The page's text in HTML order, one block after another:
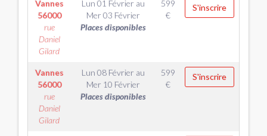
Vannes
56000
rue
Daniel
Gilard
Lun 01 Février au
Mer 03 Février
Places disponibles
599
€
S'inscrire
Vannes
56000
rue
Daniel
Gilard
Lun 08 Février au
Mer 10 Février
Places disponibles
599
€
S'inscrire